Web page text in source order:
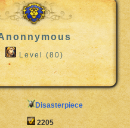
Level (80)
Disasterpiece
2205